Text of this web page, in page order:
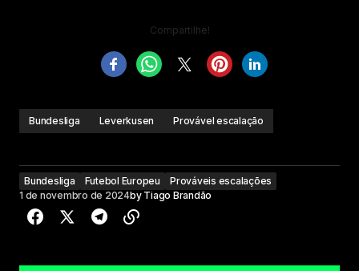
Compartilhe!
Bundesliga Leverkusen Provável escalação
Bundesliga Futebol Europeu
Prováveis escalações
1 de novembro de 2024by Tiago Brandão